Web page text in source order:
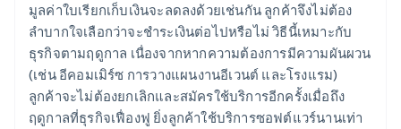
มูลค่าใบเรียกเก็บเงินจะลดลงด้วยเช่นกัน ลูกค้าจึงไม่ต้อง
ลำบากใจเลือกว่าจะชําระเงินต่อไปหรือไม่ วิธีนี้เหมาะกับ
ธุรกิจตามฤดูกาล เนื่องจากหากความต้องการมีความผันผวน
(เช่น อีคอมเมิร์ซ การวางแผนงานอีเวนต์ และโรงแรม)
ลูกค้าจะไม่ต้องยกเลิกและสมัครใช้บริการอีกครั้งเมื่อถึง
ฤดูกาลที่ธุรกิจเฟื่องฟู ยิ่งลูกค้าใช้บริการซอฟต์แวร์นานเท่า